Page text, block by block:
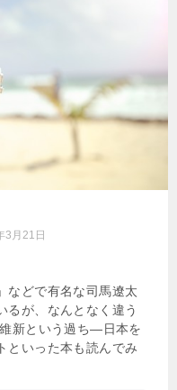
3月21日
などで有名な司馬遼太
るが、なんとなく違う
新という過ち―日本を
といった本も読んでみ